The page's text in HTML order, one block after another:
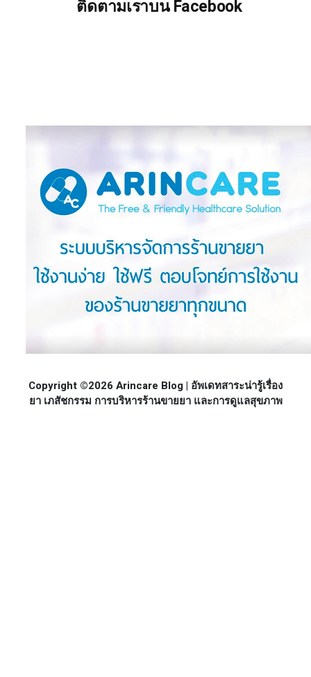
ติดตามเราบน Facebook
Copyright ©2026 Arincare Blog | อัพเดทสาระน่ารู้เรื่อง
ยา เภสัชกรรม การบริหารร้านขายยา และการดูแลสุขภาพ